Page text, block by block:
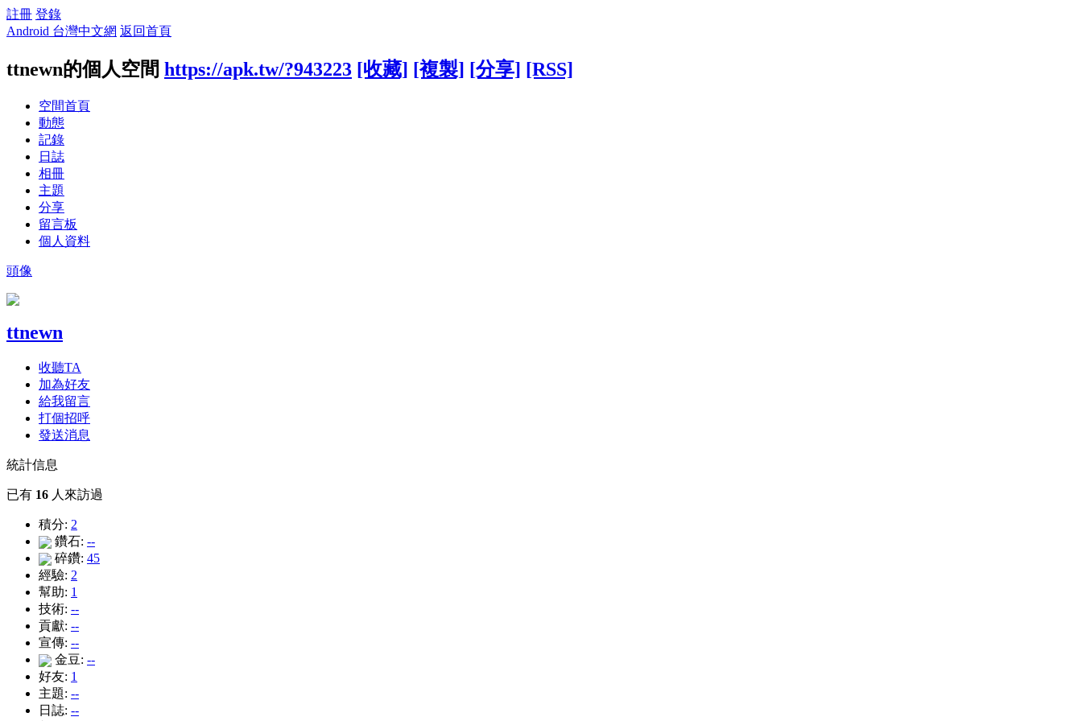
註冊 登錄
Android 台灣中文網 返回首頁
ttnewn的個人空間 https://apk.tw/?943223 [收藏] [複製] [分享] [RSS]
空間首頁
動態
記錄
日誌
相冊
主題
分享
留言板
個人資料
頭像
ttnewn
收聽TA
加為好友
給我留言
打個招呼
發送消息
統計信息
已有 16 人來訪過
積分: 2
鑽石: --
碎鑽: 45
經驗: 2
幫助: 1
技術: --
貢獻: --
宣傳: --
金豆: --
好友: 1
主題: --
日誌: --